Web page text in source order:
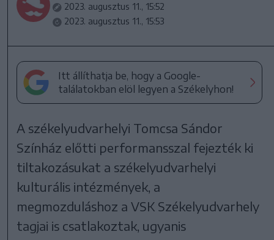
2023. augusztus 11., 15:52
2023. augusztus 11., 15:53
Itt állíthatja be, hogy a Google-
találatokban elöl legyen a Székelyhon!
A székelyudvarhelyi Tomcsa Sándor
Színház előtti performansszal fejezték ki
tiltakozásukat a székelyudvarhelyi
kulturális intézmények, a
megmozduláshoz a VSK Székelyudvarhely
tagjai is csatlakoztak, ugyanis